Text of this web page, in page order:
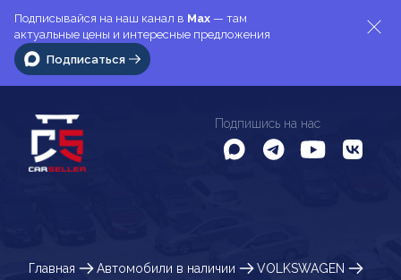
Подписывайся на наш канал в Max — там
актуальные цены и интересные предложения
Подписаться
Подпишись на нас
Главная Автомобили в наличии
VOLKSWAGEN